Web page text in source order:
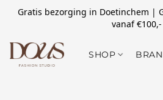
Gratis bezorging in Doetinchem |
vanaf €100,-
SHOP